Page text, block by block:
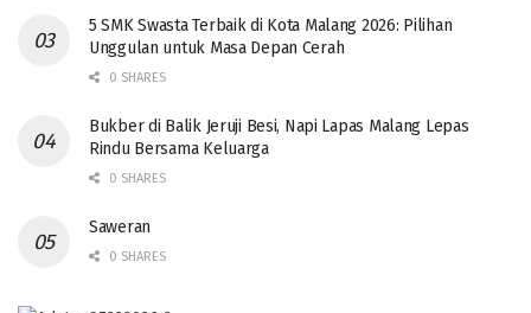
5 SMK Swasta Terbaik di Kota Malang 2026: Pilihan
Unggulan untuk Masa Depan Cerah
0 SHARES
Bukber di Balik Jeruji Besi, Napi Lapas Malang Lepas
Rindu Bersama Keluarga
0 SHARES
Saweran
0 SHARES